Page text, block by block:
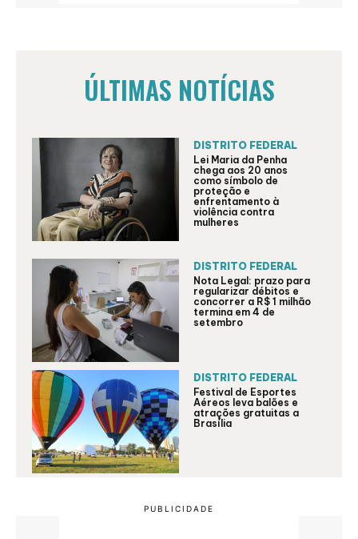
ÚLTIMAS NOTÍCIAS
DISTRITO FEDERAL
Lei Maria da Penha
chega aos 20 anos
como símbolo de
proteção e
enfrentamento à
violência contra
mulheres
DISTRITO FEDERAL
Nota Legal: prazo para
regularizar débitos e
concorrer a R$ 1 milhão
termina em 4 de
setembro
DISTRITO FEDERAL
Festival de Esportes
Aéreos leva balões e
atrações gratuitas a
Brasília